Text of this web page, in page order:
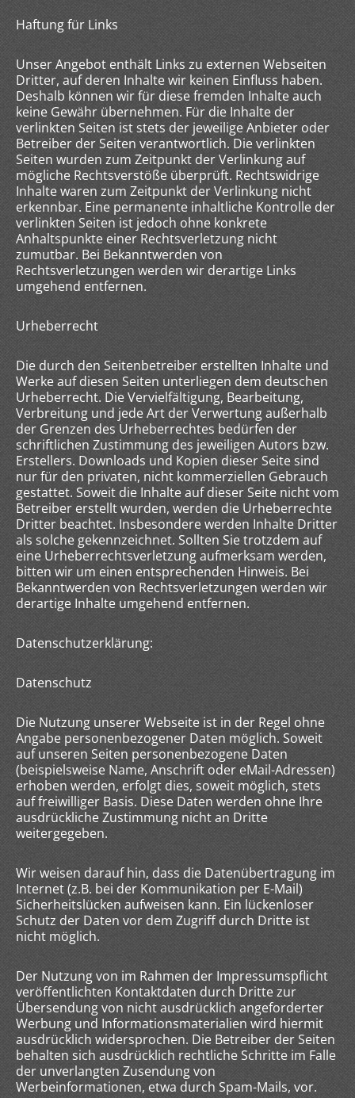
Haftung für Links
Unser Angebot enthält Links zu externen Webseiten
Dritter, auf deren Inhalte wir keinen Einfluss haben.
Deshalb können wir für diese fremden Inhalte auch
keine Gewähr übernehmen. Für die Inhalte der
verlinkten Seiten ist stets der jeweilige Anbieter oder
Betreiber der Seiten verantwortlich. Die verlinkten
Seiten wurden zum Zeitpunkt der Verlinkung auf
mögliche Rechtsverstöße überprüft. Rechtswidrige
Inhalte waren zum Zeitpunkt der Verlinkung nicht
erkennbar. Eine permanente inhaltliche Kontrolle der
verlinkten Seiten ist jedoch ohne konkrete
Anhaltspunkte einer Rechtsverletzung nicht
zumutbar. Bei Bekanntwerden von
Rechtsverletzungen werden wir derartige Links
umgehend entfernen.
Urheberrecht
Die durch den Seitenbetreiber erstellten Inhalte und
Werke auf diesen Seiten unterliegen dem deutschen
Urheberrecht. Die Vervielfältigung, Bearbeitung,
Verbreitung und jede Art der Verwertung außerhalb
der Grenzen des Urheberrechtes bedürfen der
schriftlichen Zustimmung des jeweiligen Autors bzw.
Erstellers. Downloads und Kopien dieser Seite sind
nur für den privaten, nicht kommerziellen Gebrauch
gestattet. Soweit die Inhalte auf dieser Seite nicht vom
Betreiber erstellt wurden, werden die Urheberrechte
Dritter beachtet. Insbesondere werden Inhalte Dritter
als solche gekennzeichnet. Sollten Sie trotzdem auf
eine Urheberrechtsverletzung aufmerksam werden,
bitten wir um einen entsprechenden Hinweis. Bei
Bekanntwerden von Rechtsverletzungen werden wir
derartige Inhalte umgehend entfernen.
Datenschutzerklärung:
Datenschutz
Die Nutzung unserer Webseite ist in der Regel ohne
Angabe personenbezogener Daten möglich. Soweit
auf unseren Seiten personenbezogene Daten
(beispielsweise Name, Anschrift oder eMail-Adressen)
erhoben werden, erfolgt dies, soweit möglich, stets
auf freiwilliger Basis. Diese Daten werden ohne Ihre
ausdrückliche Zustimmung nicht an Dritte
weitergegeben.
Wir weisen darauf hin, dass die Datenübertragung im
Internet (z.B. bei der Kommunikation per E-Mail)
Sicherheitslücken aufweisen kann. Ein lückenloser
Schutz der Daten vor dem Zugriff durch Dritte ist
nicht möglich.
Der Nutzung von im Rahmen der Impressumspflicht
veröffentlichten Kontaktdaten durch Dritte zur
Übersendung von nicht ausdrücklich angeforderter
Werbung und Informationsmaterialien wird hiermit
ausdrücklich widersprochen. Die Betreiber der Seiten
behalten sich ausdrücklich rechtliche Schritte im Falle
der unverlangten Zusendung von
Werbeinformationen, etwa durch Spam-Mails, vor.